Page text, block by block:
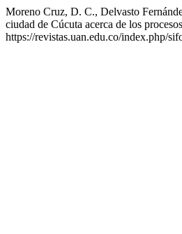
Moreno Cruz, D. C., Delvasto
ciudad de Cúcuta acerca de los
https://revistas.uan.edu.co/index.php/